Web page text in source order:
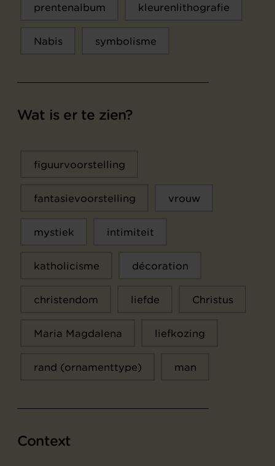
prentenalbum kleurenlithografie
Nabis symbolisme
Wat is er te zien?
figuurvoorstelling
fantasievoorstelling vrouw
mystiek intimiteit
katholicisme décoration
christendom liefde Christus
Maria Magdalena liefkozing
rand (ornamenttype) man
Context